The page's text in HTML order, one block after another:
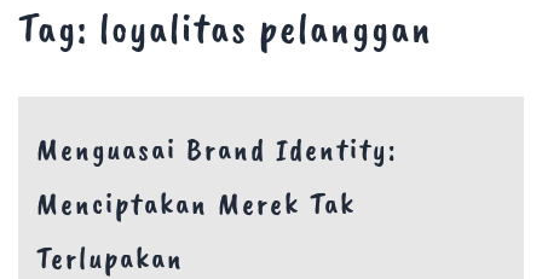
Tag: loyalitas pelanggan
Menguasai Brand Identity:
Menciptakan Merek Tak
Terlupakan